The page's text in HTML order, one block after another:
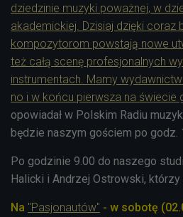
dziedzinie muzyki poważnej, w
akademickiej. Dzisiaj dzięki coraz
kompozytorom powstają nowe
też całą scenę profesjonalnych
instrumentach. Mamy
no i w końcu pierwsza na świecie
opowiadał w Polskim Radiu
będzie naszym gościem po godz.
Po godzinie 9.00 do naszego
Halicki i Andrzej Ostrowski, którzy
Na "Pasjonautów" - w sobotę